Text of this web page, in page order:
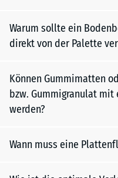
Warum sollte ein
direkt von der Palette
Können Gummimatten
bzw. Gummigranulat
werden?
Wann muss eine